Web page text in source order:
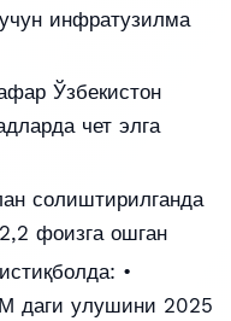
инфратузилма
Ўзбекистон
чет элга
солиштирилганда
фоизга ошган
•
даги улушини 2025